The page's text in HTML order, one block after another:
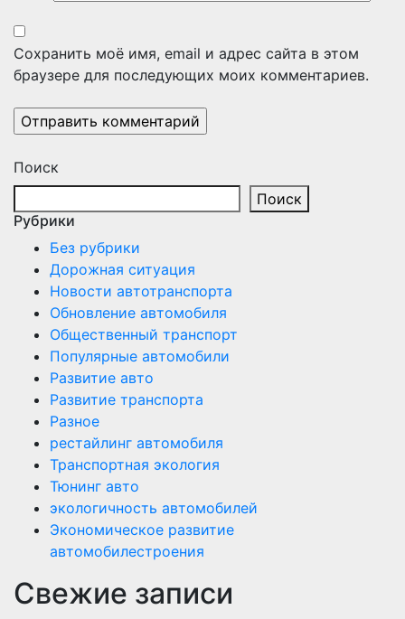
Сохранить моё имя, email и адрес сайта в этом
браузере для последующих моих комментариев.
Поиск
Поиск
Рубрики
Без рубрики
Дорожная ситуация
Новости автотранспорта
Обновление автомобиля
Общественный транспорт
Популярные автомобили
Развитие авто
Развитие транспорта
Разное
рестайлинг автомобиля
Транспортная экология
Тюнинг авто
экологичность автомобилей
Экономическое развитие
автомобилестроения
Свежие записи